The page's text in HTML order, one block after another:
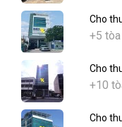
Cho
+5
Cho
+10
Cho